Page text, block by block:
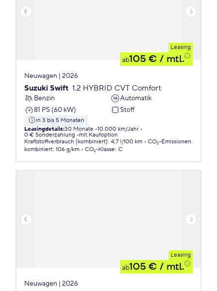
Leasing
ab105 € / mtl.
Neuwagen | 2026
Suzuki Swift 1.2 HYBRID CVT Comfort
Benzin
Automatik
81 PS (60 kW)
Stoff
in 3 bis 5 Monaten
Leasingdetails:30 Monate 10.000 km/Jahr
0 € Sonderzahlung
mit Kaufoption
Kraftstoffverbrauch (kombiniert): 4,7 l/100 km
CO₂-Emissionen
kombiniert: 106 g/km CO₂-Klasse: C
Leasing
ab105 € / mtl.
Neuwagen | 2026